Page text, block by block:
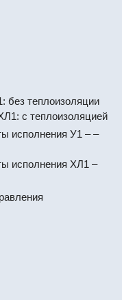
без теплоизоляции
с теплоизоляцией
исполнения У1 – –
исполнения ХЛ1 –